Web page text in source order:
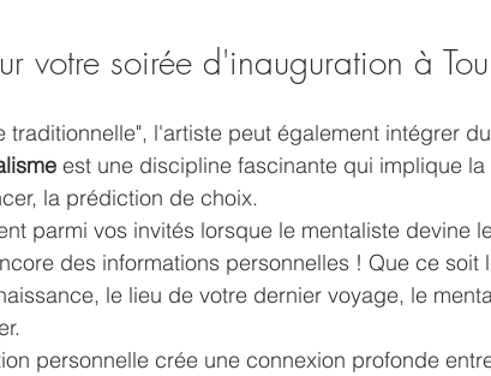
votre soirée d'inauguration à
traditionnelle", l'artiste peut également intégrer du
est une discipline fascinante qui implique
la prédiction de choix.
parmi vos invités lorsque le mentaliste devine
des informations personnelles ! Que ce soit
le lieu de votre dernier voyage, le
personnelle crée une connexion profonde